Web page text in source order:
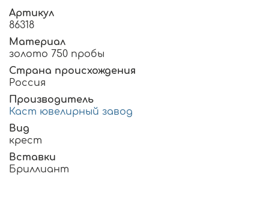
Артикул
86318
Материал
золото 750 пробы
Страна происхождения
Россия
Производитель
Каст ювелирный завод
Вид
крест
Вставки
Бриллиант